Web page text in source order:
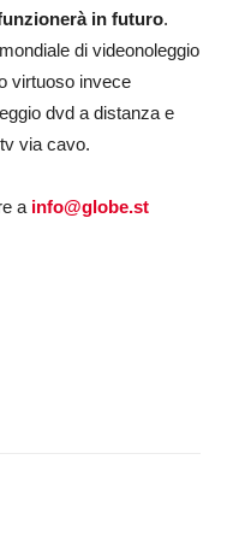
in futuro.
di videonoleggio
virtuoso invece
dvd a distanza e
via cavo.
a info@globe.st